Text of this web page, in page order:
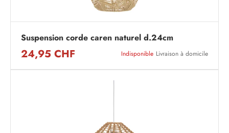
Suspension corde caren naturel d.24cm
24,95 CHF Indisponible Livraison à domicile